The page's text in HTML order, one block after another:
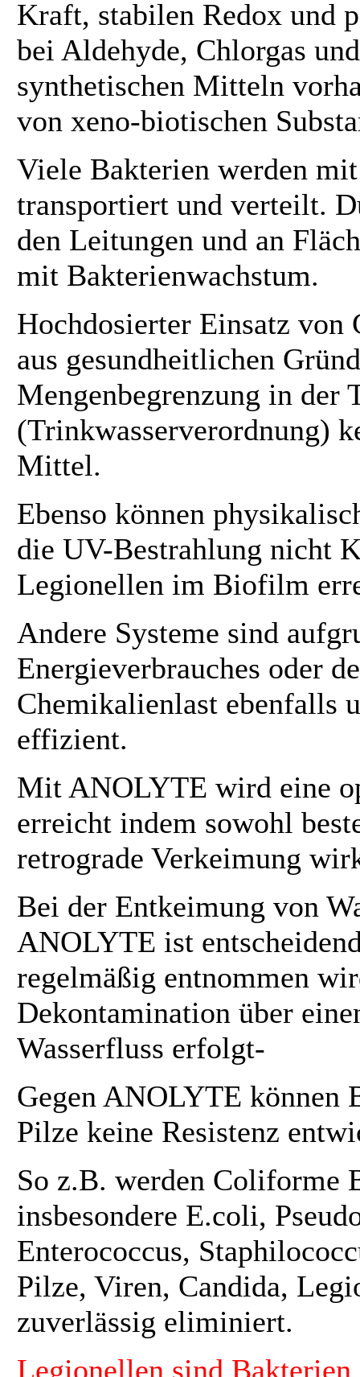
Kraft, stabilen Redox und
bei Aldehyde, Chlorgas
synthetischen Mitteln
von xeno-biotischen
Viele Bakterien werden mit
transportiert und verteilt.
den Leitungen und an
mit Bakterienwachstum.
Hochdosierter Einsatz von
aus gesundheitlichen
Mengenbegrenzung in der
(Trinkwasserverordnung)
Mittel.
Ebenso können
die UV-Bestrahlung nicht
Legionellen im Biofilm
Andere Systeme sind
Energieverbrauches oder
Chemikalienlast ebenfalls
effizient.
Mit ANOLYTE wird eine
erreicht indem sowohl
retrograde Verkeimung
Bei der Entkeimung von
ANOLYTE ist
regelmäßig entnommen
Dekontamination über
Wasserfluss erfolgt-
Gegen ANOLYTE können
Pilze keine Resistenz
So z.B. werden Coliforme
insbesondere E.coli,
Enterococcus,
Pilze, Viren, Candida,
zuverlässig eliminiert.
Legionellen sind